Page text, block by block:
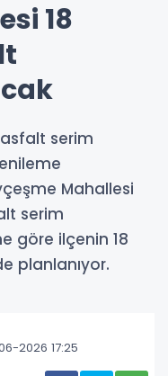
18
asfalt serim
Mahallesi
serim
göre ilçenin 18
planlanıyor.
2026 17:25